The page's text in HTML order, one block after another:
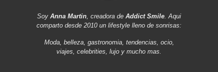
Soy Anna Martin, creadora de Addict Smile. Aqui
comparto desde 2010 un lifestyle lleno de sonrisas:
Moda, belleza, gastronomia, tendencias, ocio,
viajes, celebrities, lujo y mucho mas.